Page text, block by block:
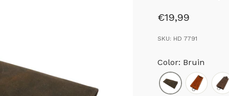
€19,99
SKU: HD 7791
Color: Bruin